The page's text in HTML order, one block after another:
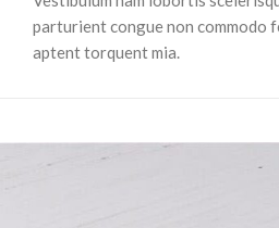
parturient congue non commodo
aptent torquent mia.